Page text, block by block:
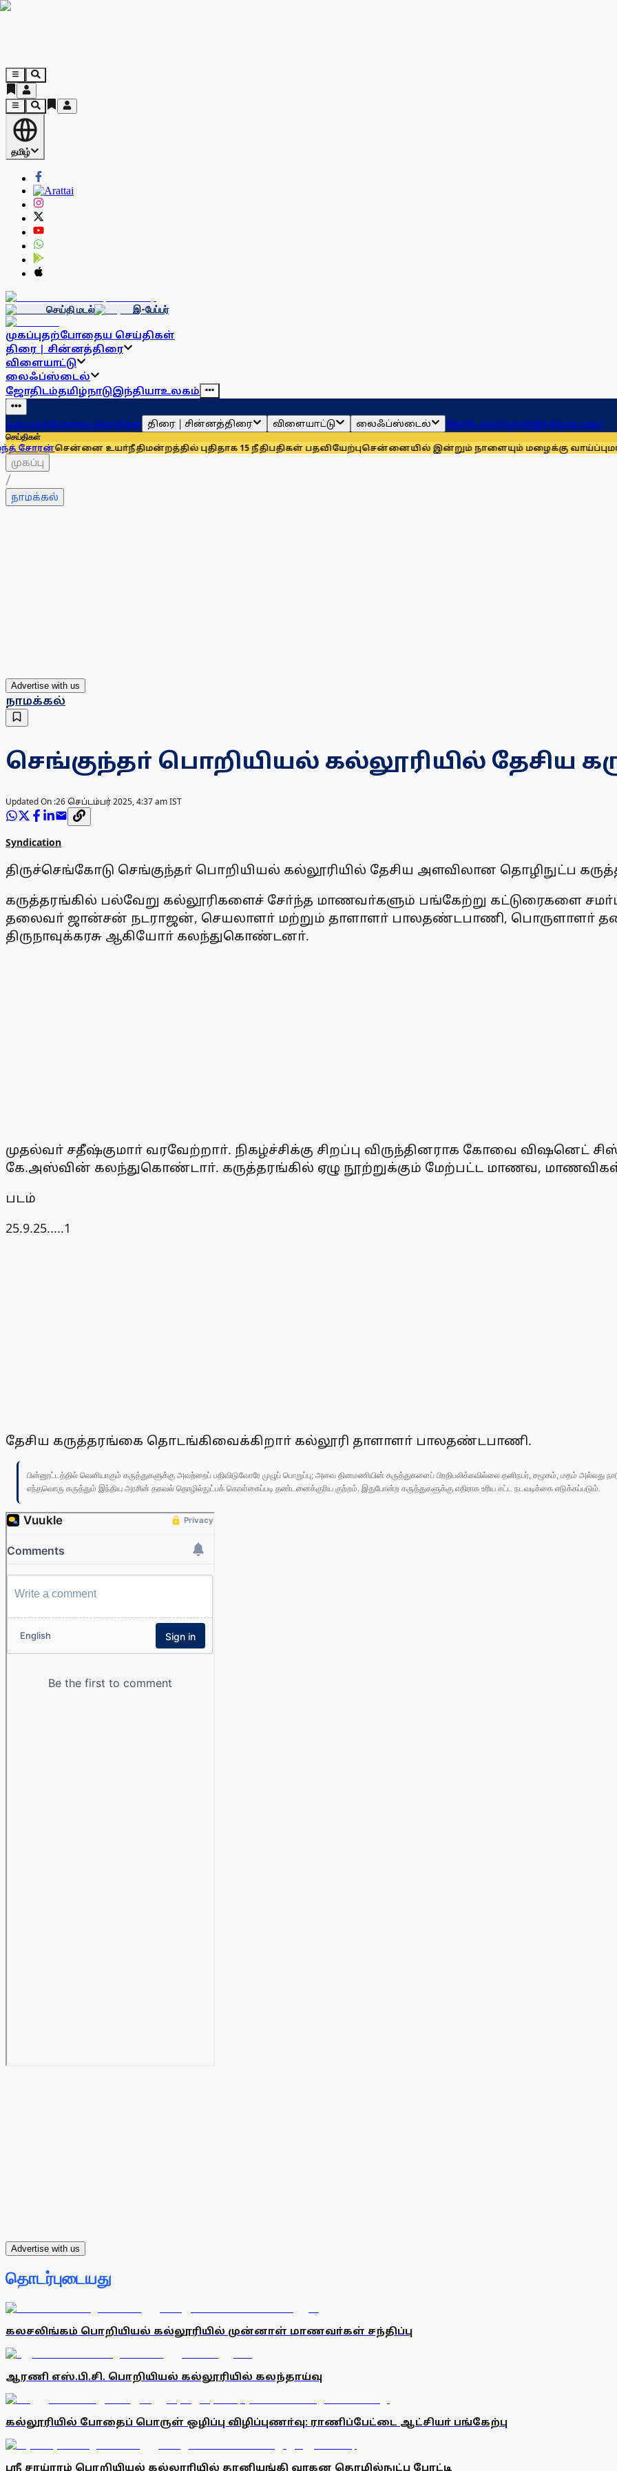
தமிழ்
செய்தி மடல் இ-பேப்பர்
முகப்புதற்போதைய செய்திகள்
திரை | சின்னத்திரை
விளையாட்டு
லைஃப்ஸ்டைல்
ஜோதிடம்தமிழ்நாடுஇந்தியாஉலகம்
முகப்புதற்போதைய செய்திகள் திரை | சின்னத்திரை விளையாட்டு லைஃப்ஸ்டைல் ஜோதிடம்தமிழ்நாடுஇந்தியாஉலகம்
செய்திகள்
சென்னை உயா்நீதிமன்றத்தில் புதிதாக 15 நீதிபதிகள் பதவியேற்புசென்னையில் இன்றும் நாளையும் மழைக்கு வாய்ப்பு
முகப்பு
/
நாமக்கல்
Advertise with us
நாமக்கல்
செங்குந்தா் பொறியியல் கல்லூரியில் தேசிய
Updated On :26 செப்டம்பர் 2025, 4:37 am IST
Syndication
திருச்செங்கோடு செங்குந்தா் பொறியியல் கல்லூரியில் தேசிய அளவிலான தொழிநுட்ப
கருத்தரங்கில் பல்வேறு கல்லூரிகளைச் சோ்ந்த மாணவா்களும் பங்கேற்று கட்டுரைகளை
தலைவா் ஜான்சன் நடராஜன், செயலாளா் மற்றும் தாளாளா் பாலதண்டபாணி, பொருளாளா்
திருநாவுக்கரசு ஆகியோா் கலந்துகொண்டனா்.
முதல்வா் சதீஷ்குமாா் வரவேற்றாா். நிகழ்ச்சிக்கு சிறப்பு விருந்தினராக கோவை
கே.அஸ்வின் கலந்துகொண்டாா். கருத்தரங்கில் ஏழு நூற்றுக்கும் மேற்பட்ட மாணவ,
படம்
25.9.25.....1
தேசிய கருத்தரங்கை தொடங்கிவைக்கிறாா் கல்லூரி தாளாளா் பாலதண்டபாணி.
பின்னூட்டத்தில் வெளியாகும் கருத்துகளுக்கு அவற்றைப் பதிவிடுவோரே முழுப் பொறுப்பு; அவை தினமணியின் கருத்துகளைப் பிரதிபலிக்கவில்லை.தனிநபர், சமூகம், மதம் அல்லது
எந்தவொரு கருத்தும் இந்திய அரசின் தகவல் தொழில்நுட்பக் கொள்கைப்படி தண்டனைக்குரிய குற்றம். இதுபோன்ற கருத்துகளுக்கு எதிராக உரிய சட்ட நடவடிக்கை எடுக்கப்படும்.
Advertise with us
தொடர்புடையது
கலசலிங்கம் பொறியியல் கல்லூரியில் முன்னாள் மாணவா்கள் சந்திப்பு
ஆரணி எஸ்.பி.சி. பொறியியல் கல்லூரியில் கலந்தாய்வு
கல்லூரியில் போதைப் பொருள் ஒழிப்பு விழிப்புணா்வு: ராணிப்பேட்டை ஆட்சியா் பங்கேற்பு
ஸ்ரீ சாய்ராம் பொறியியல் கல்லூரியில் தானியங்கி வாகன தொழில்நுட்ப போட்டி